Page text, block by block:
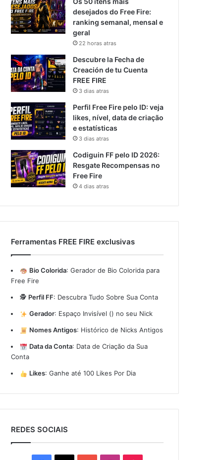
desejados do Free Fire:
ranking semanal, mensal e
geral
22 horas atras
Descubre la Fecha de
Creación de tu Cuenta
FREE FIRE
3 dias atras
Perfil Free Fire pelo ID: veja
likes, nível, data de criação
e estatísticas
3 dias atras
Codiguin FF pelo ID 2026:
Resgate Recompensas no
Free Fire
4 dias atras
Ferramentas FREE FIRE exclusivas
Bio Colorida: Gerador de Bio Colorida para
Free Fire
🕵️ Perfil FF: Descubra Tudo Sobre Sua Conta
Gerador: Espaço Invisível (ㅤ) no seu Nick
Nomes Antigos: Histórico de Nicks Antigos
Data da Conta: Data de Criação da Sua
Conta
Likes: Ganhe até 100 Likes Por Dia
REDES SOCIAIS